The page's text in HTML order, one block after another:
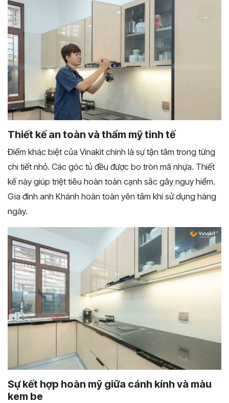
Thiết kế an toàn và thẩm mỹ tinh tế
Điểm khác biệt của Vinakit chính là sự tận tâm trong từng
chi tiết nhỏ. Các góc tủ đều được bo tròn mã nhựa. Thiết
kế này giúp triệt tiêu hoàn toàn cạnh sắc gây nguy hiểm.
Gia đình anh Khánh hoàn toàn yên tâm khi sử dụng hàng
ngày.
Sự kết hợp hoàn mỹ giữa cánh kính và màu
kem be